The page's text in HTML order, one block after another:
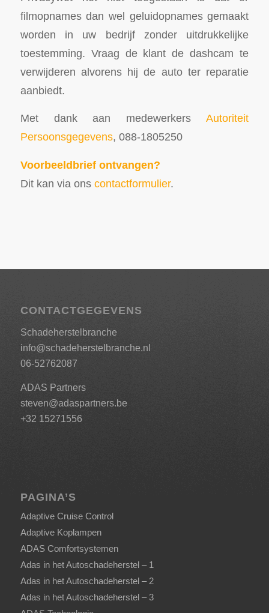
filmopnames dan wel geluidopnames gemaakt
worden in uw bedrijf zonder uitdrukkelijke
toestemming. Vraag de klant de dashcam te
verwijderen alvorens hij de auto ter reparatie
aanbiedt.
Met dank aan medewerkersAutoriteit
Persoonsgegevens, 088-1805250
Voorbeeldbrief ontvangen?
Dit kan via ons contactformulier.
CONTACTGEGEVENS
Schadeherstelbranche
info@schadeherstelbranche.nl
06-52762087
ADAS Partners
steven@adaspartners.be
+32 15271556
PAGINA’S
Adaptive Cruise Control
Adaptive Koplampen
ADAS Comfortsystemen
Adas in het Autoschadeherstel – 1
Adas in het Autoschadeherstel – 2
Adas in het Autoschadeherstel – 3